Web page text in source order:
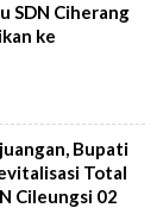
SDN Ciherang
ke
Bupati
Total
Cileungsi 02